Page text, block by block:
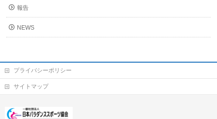
報告
NEWS
プライバシーポリシー
サイトマップ